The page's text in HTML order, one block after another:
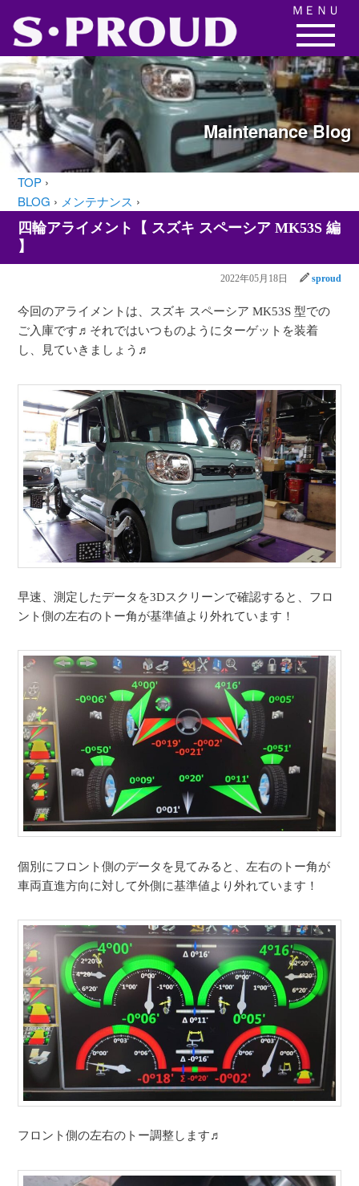
MaintenanceBlog
TOP ›
BLOG › メンテナンス ›
四輪アライメント【 スズキ スペーシア MK53S 編
】
2022年05月18日 sproud
今回のアライメントは、スズキ スペーシア MK53S 型での
ご入庫です♬それではいつものようにターゲットを装着
し、見ていきましょう♬
早速、測定したデータを3Dスクリーンで確認すると、フロ
ント側の左右のトー角が基準値より外れています！
個別にフロント側のデータを見てみると、左右のトー角が
車両直進方向に対して外側に基準値より外れています！
フロント側の左右のトー調整します♬
ＭＥＮＵ